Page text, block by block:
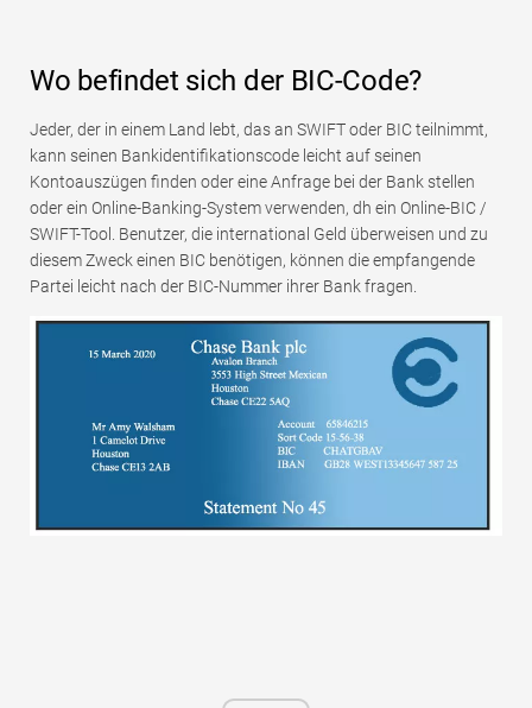
Wo befindet sich der BIC-Code?
Jeder, der in einem Land lebt, das an SWIFT oder BIC teilnimmt,
kann seinen Bankidentifikationscode leicht auf seinen
Kontoauszügen finden oder eine Anfrage bei der Bank stellen
oder ein Online-Banking-System verwenden, dh ein Online-BIC /
SWIFT-Tool. Benutzer, die international Geld überweisen und zu
diesem Zweck einen BIC benötigen, können die empfangende
Partei leicht nach der BIC-Nummer ihrer Bank fragen.